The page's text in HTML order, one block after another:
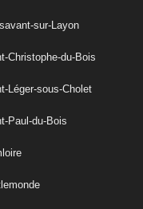
sur-Layon
Christophe-du-Bois
Léger-sous-Cholet
Paul-du-Bois